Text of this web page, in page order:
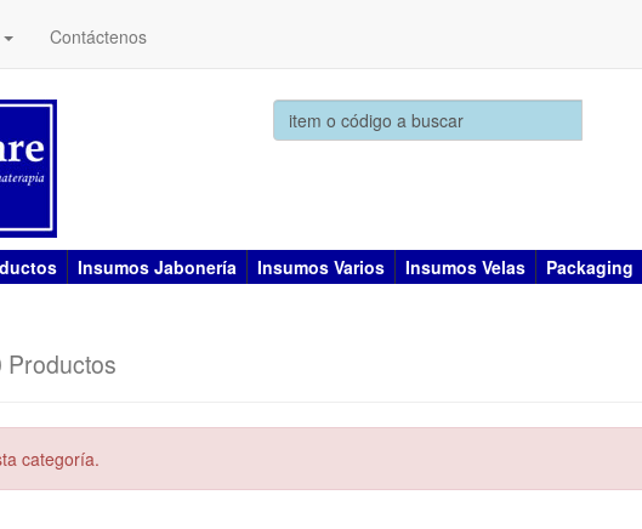
Contáctenos
Insumos Jabonería Insumos Varios Insumos Velas Packaging
Productos
categoría.